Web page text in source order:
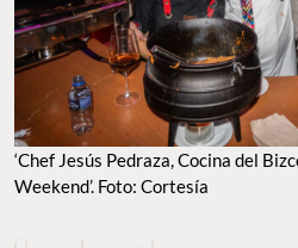
‘Chef Jesús Pedraza, Cocina del
Weekend’. Foto: Cortesía